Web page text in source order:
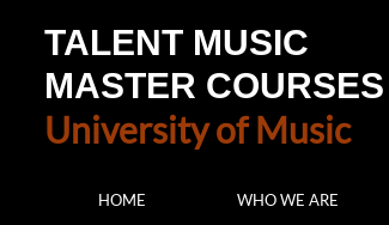
TALENT MUSIC
MASTER COURSES
University of Music
HOME WHO WE ARE